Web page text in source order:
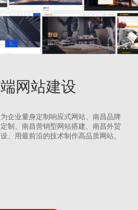
网站建设
企业量身定制响应式网站、南昌品牌
制、南昌营销型网站搭建、南昌外贸
、用最前沿的技术制作高品质网站。